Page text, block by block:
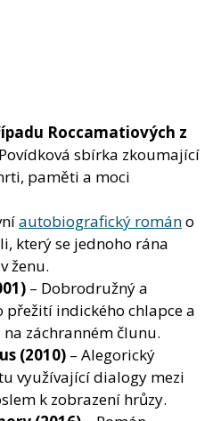
Roccamatiových z
sbírka zkoumající
paměti a moci
autobiografický románo
který se jednoho rána
ženu.
– Dobrodružný a
přežití indického chlapce a
záchranném člunu.
(2010) – Alegorický
využívající dialogy mezi
k zobrazení hrůzy.